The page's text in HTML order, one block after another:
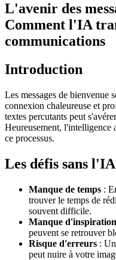
L'avenir des
Comment l'IA
communications
Introduction
Les messages de bienvenue
connexion chaleureuse et
textes percutants peut
Heureusement,
ce processus.
Les défis sans l'IA
Manque de temps :
trouver le temps de
souvent difficile.
Manque d'inspiration
peuvent se retrouver
Risque d'erreurs :
peut nuire à votre